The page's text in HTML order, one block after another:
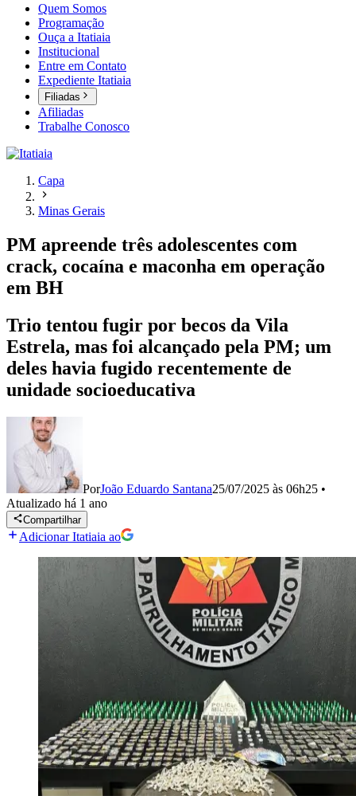
Quem Somos
Programação
Ouça a Itatiaia
Institucional
Entre em Contato
Expediente Itatiaia
Filiadas
Afiliadas
Trabalhe Conosco
Capa
Minas Gerais
PM apreende três adolescentes com
crack, cocaína e maconha em operação
em BH
Trio tentou fugir por becos da Vila
Estrela, mas foi alcançado pela PM; um
deles havia fugido recentemente de
unidade socioeducativa
PorJoão Eduardo Santana25/07/2025 às 06h25 •
Atualizado há 1 ano
Compartilhar
Adicionar Itatiaia ao